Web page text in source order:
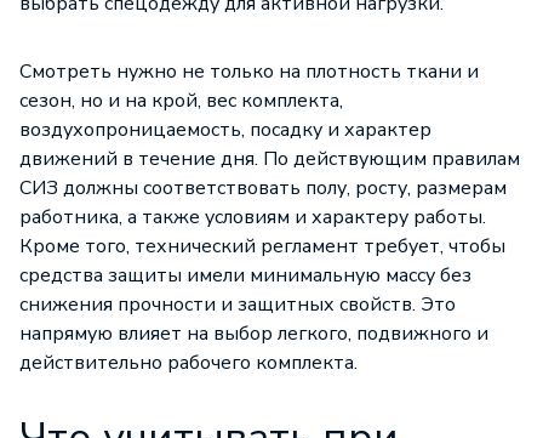
Смотреть нужно не только на плотность ткани и
сезон, но и на крой, вес комплекта,
воздухопроницаемость, посадку и характер
движений в течение дня. По действующим правилам
СИЗ должны соответствовать полу, росту, размерам
работника, а также условиям и характеру работы.
Кроме того, технический регламент требует, чтобы
средства защиты имели минимальную массу без
снижения прочности и защитных свойств. Это
напрямую влияет на выбор легкого, подвижного и
действительно рабочего комплекта.